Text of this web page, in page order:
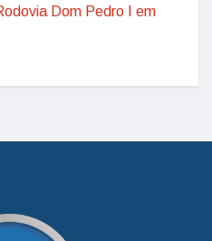
Dom Pedro I em